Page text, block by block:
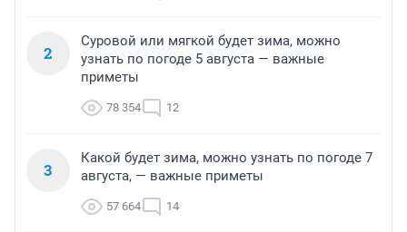
2
Суровой или мягкой будет зима, можно
узнать по погоде 5 августа — важные
приметы
78 354 12
3
Какой будет зима, можно узнать по погоде 7
августа, — важные приметы
57 664 14